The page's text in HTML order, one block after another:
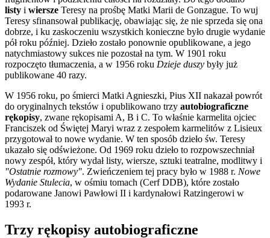
listy i wiersze Teresy na prośbę Matki Marii de Gonzague. To wuj
Teresy sfinansował publikację, obawiając się, że nie sprzeda się ona
dobrze, i ku zaskoczeniu wszystkich konieczne było drugie wydanie
pół roku później. Dzieło zostało ponownie opublikowane, a jego
natychmiastowy sukces nie pozostał na tym. W 1901 roku
rozpoczęto tłumaczenia, a w 1956 roku Dzieje duszy były już
publikowane 40 razy.
W 1956 roku, po śmierci Matki Agnieszki, Pius XII nakazał powrót
do oryginalnych tekstów i opublikowano trzy autobiograficzne
rękopisy, zwane rękopisami A, B i C. To właśnie karmelita ojciec
Franciszek od Świętej Maryi wraz z zespołem karmelitów z Lisieux
przygotował to nowe wydanie. W ten sposób dzieło św. Teresy
ukazało się odświeżone. Od 1969 roku dzieło to rozpowszechniał
nowy zespół, który wydał listy, wiersze, sztuki teatralne, modlitwy i
"Ostatnie rozmowy". Zwieńczeniem tej pracy było w 1988 r. Nowe
Wydanie Stulecia, w ośmiu tomach (Cerf DDB), które zostało
podarowane Janowi Pawłowi II i kardynałowi Ratzingerowi w
1993 r.
Trzy rękopisy autobiograficzne